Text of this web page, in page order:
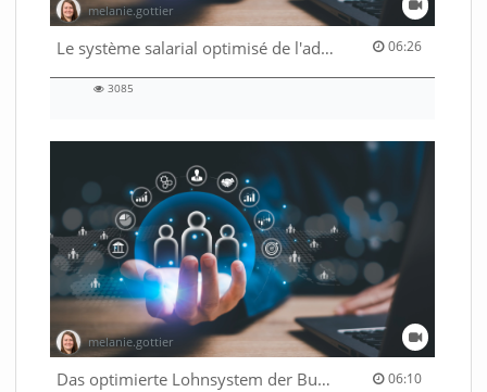
melanie.gottier
Le système salarial optimisé de l'administration fédérale 06:26
06:26 duration
3085
melanie.gottier
Das optimierte Lohnsystem der Bundesverwaltung 06:10
06:10 duration